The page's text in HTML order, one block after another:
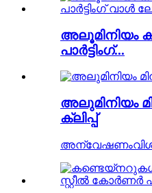
അലൂമിനിയം
പാർട്ടിംഗ്...
അലുമിനിയം
ക്ലിപ്പ്
അന്വേഷണം